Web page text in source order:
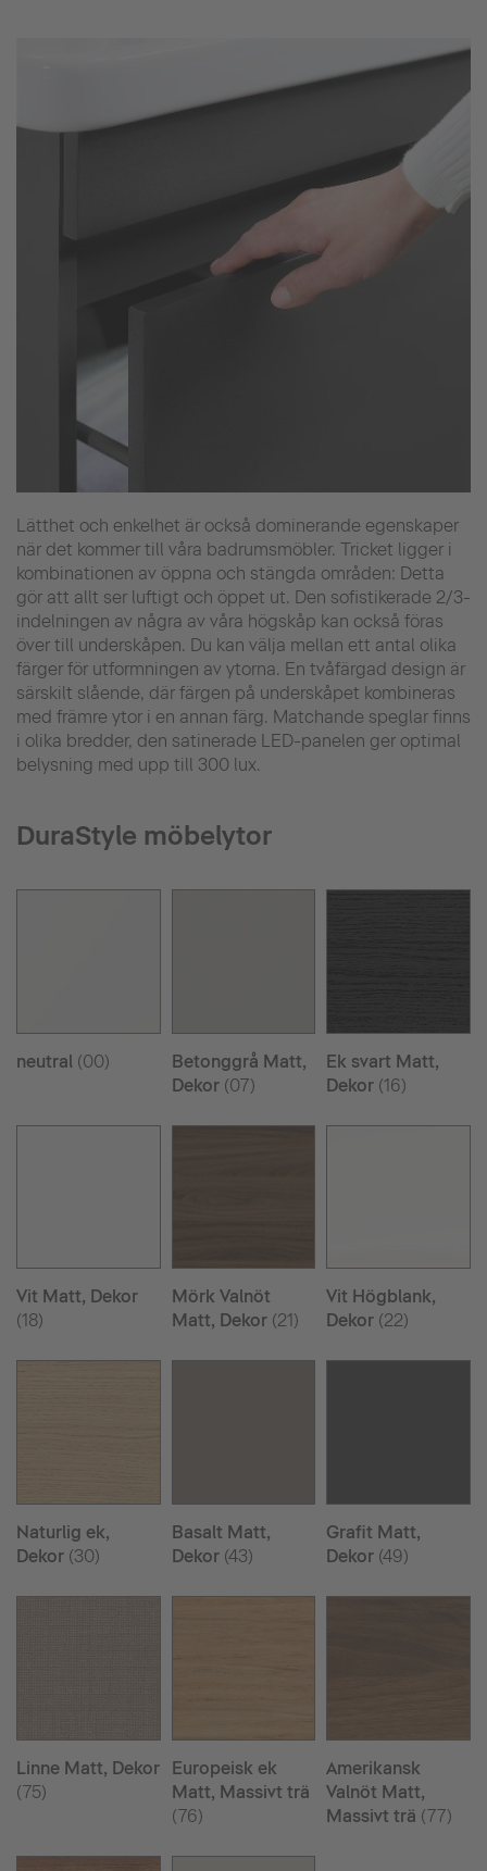
Lätthet och enkelhet är också dominerande egenskaper
när det kommer till våra badrumsmöbler. Tricket ligger i
kombinationen av öppna och stängda områden: Detta
gör att allt ser luftigt och öppet ut. Den sofistikerade 2/3-
indelningen av några av våra högskåp kan också föras
över till underskåpen. Du kan välja mellan ett antal olika
färger för utformningen av ytorna. En tvåfärgad design är
särskilt slående, där färgen på underskåpet kombineras
med främre ytor i en annan färg. Matchande speglar finns
i olika bredder, den satinerade LED-panelen ger optimal
belysning med upp till 300 lux.
DuraStyle möbelytor
neutral (00)
Betonggrå Matt,
Dekor(07)
Ek svart Matt,
Dekor (16)
Vit Matt, Dekor
(18)
Mörk Valnöt
Matt, Dekor(21)
Vit Högblank,
Dekor (22)
Naturlig ek,
Dekor (30)
Basalt Matt,
Dekor(43)
Grafit Matt,
Dekor (49)
Linne Matt, Dekor
(75)
Europeisk ek
Matt, Massivt trä
(76)
Amerikansk
Valnöt Matt,
Massivt trä (77)